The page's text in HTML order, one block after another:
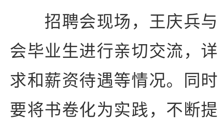
招聘会现场，王庆兵与
会毕业生进行亲切交流，
求和薪资待遇等情况。同
要将书卷化为实践，不断